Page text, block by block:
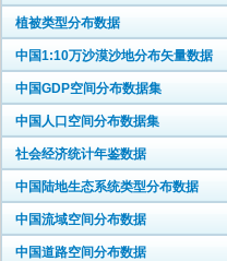
植被类型分布数据
中国1:10万沙漠沙地分布矢量数据
中国GDP空间分布数据集
中国人口空间分布数据集
社会经济统计年鉴数据
中国陆地生态系统类型分布数据
中国流域空间分布数据
中国道路空间分布数据